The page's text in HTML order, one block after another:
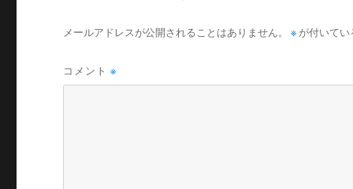
メールアドレスが公開されることはありません。 ※ が付いて
コメント※